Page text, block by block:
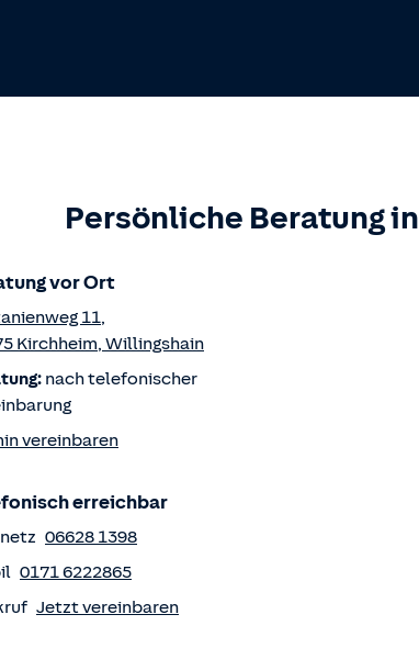
Persönliche Beratung in
vor Ort
11,
Kirchheim, Willingshain
nach telefonischer
vereinbaren
erreichbar
06628 1398
0171 6222865
Jetzt vereinbaren